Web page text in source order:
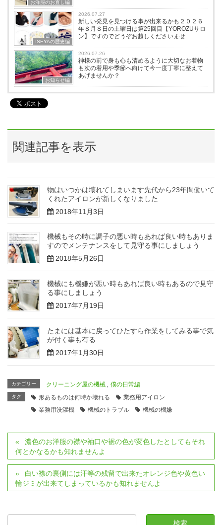
お洋服のお直し編
ISEYAの歴史編
2026.07.27
新しい発見を見つける事が出来るかも２０２６
年８月８日の土曜日は第25回目【YOROZUサロ
ン】ですのでどうぞお越しくださいませ
お知らせ編
2026.07.26
神様の前で身も心も清めるように大切なお着物
も次の着用や季節へ向けて今一度丁寧に整えて
あげませんか？
関連記事を表示
物はいつかは壊れてしまいます先代から23年間働いて
くれたアイロンが新しくなりました
2018年11月3日
機械もその時に調子の悪い時もあれば良い時もありま
すのでメンテナンスをして見守る事にしましょう
2018年5月26日
機械にも機嫌が悪い時もあれば良い時もあるので見守
る事にしましょう
2017年7月19日
たまには基本に戻ってひたすら作業をしてみる事で気
が付く事も有る
2017年1月30日
カテゴリー クリーニング屋の機械 僕の日常編
タグ 形あるものは何時か壊れる
業務用アイロン
業務用洗濯機
機械のトラブル 機械の機嫌
濃色のお洋服の襟や袖口や裾の色が変色したとしてもそれ
何とかなるかも知れませんよ
白い襟の裏側には汗等の残留で出来たオレンジ色や黄色い
輪ジミが出来てしまっているかも知れませんよ